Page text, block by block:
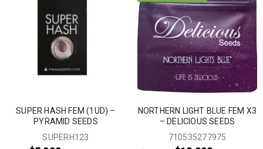
SUPER HASH FEM (1UD) –
PYRAMID SEEDS
SUPERH123
NORTHERN LIGHT BLUE FEM X3
– DELICIOUS SEEDS
710535277975